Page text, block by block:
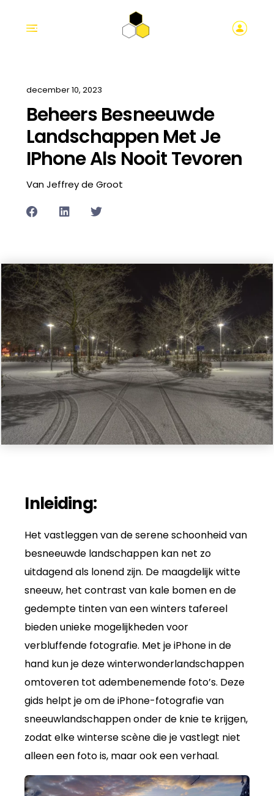
december 10, 2023
Beheers Besneeuwde
Landschappen Met Je
IPhone Als Nooit Tevoren
Van Jeffrey de Groot
Inleiding:
Het vastleggen van de serene schoonheid van
besneeuwde landschappen kan net zo
uitdagend als lonend zijn. De maagdelijk witte
sneeuw, het contrast van kale bomen en de
gedempte tinten van een winters tafereel
bieden unieke mogelijkheden voor
verbluffende fotografie. Met je iPhone in de
hand kun je deze winterwonderlandschappen
omtoveren tot adembenemende foto’s. Deze
gids helpt je om de iPhone-fotografie van
sneeuwlandschappen onder de knie te krijgen,
zodat elke winterse scène die je vastlegt niet
alleen een foto is, maar ook een verhaal.